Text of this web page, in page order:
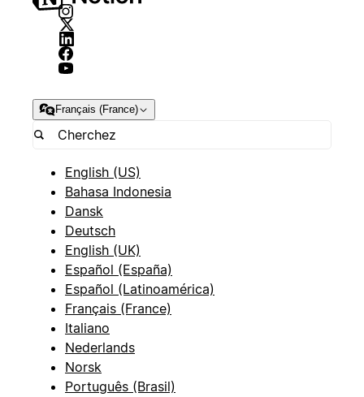
Français (France)
English (US)
Bahasa Indonesia
Dansk
Deutsch
English (UK)
Español (España)
Español (Latinoamérica)
Français (France)
Italiano
Nederlands
Norsk
Português (Brasil)